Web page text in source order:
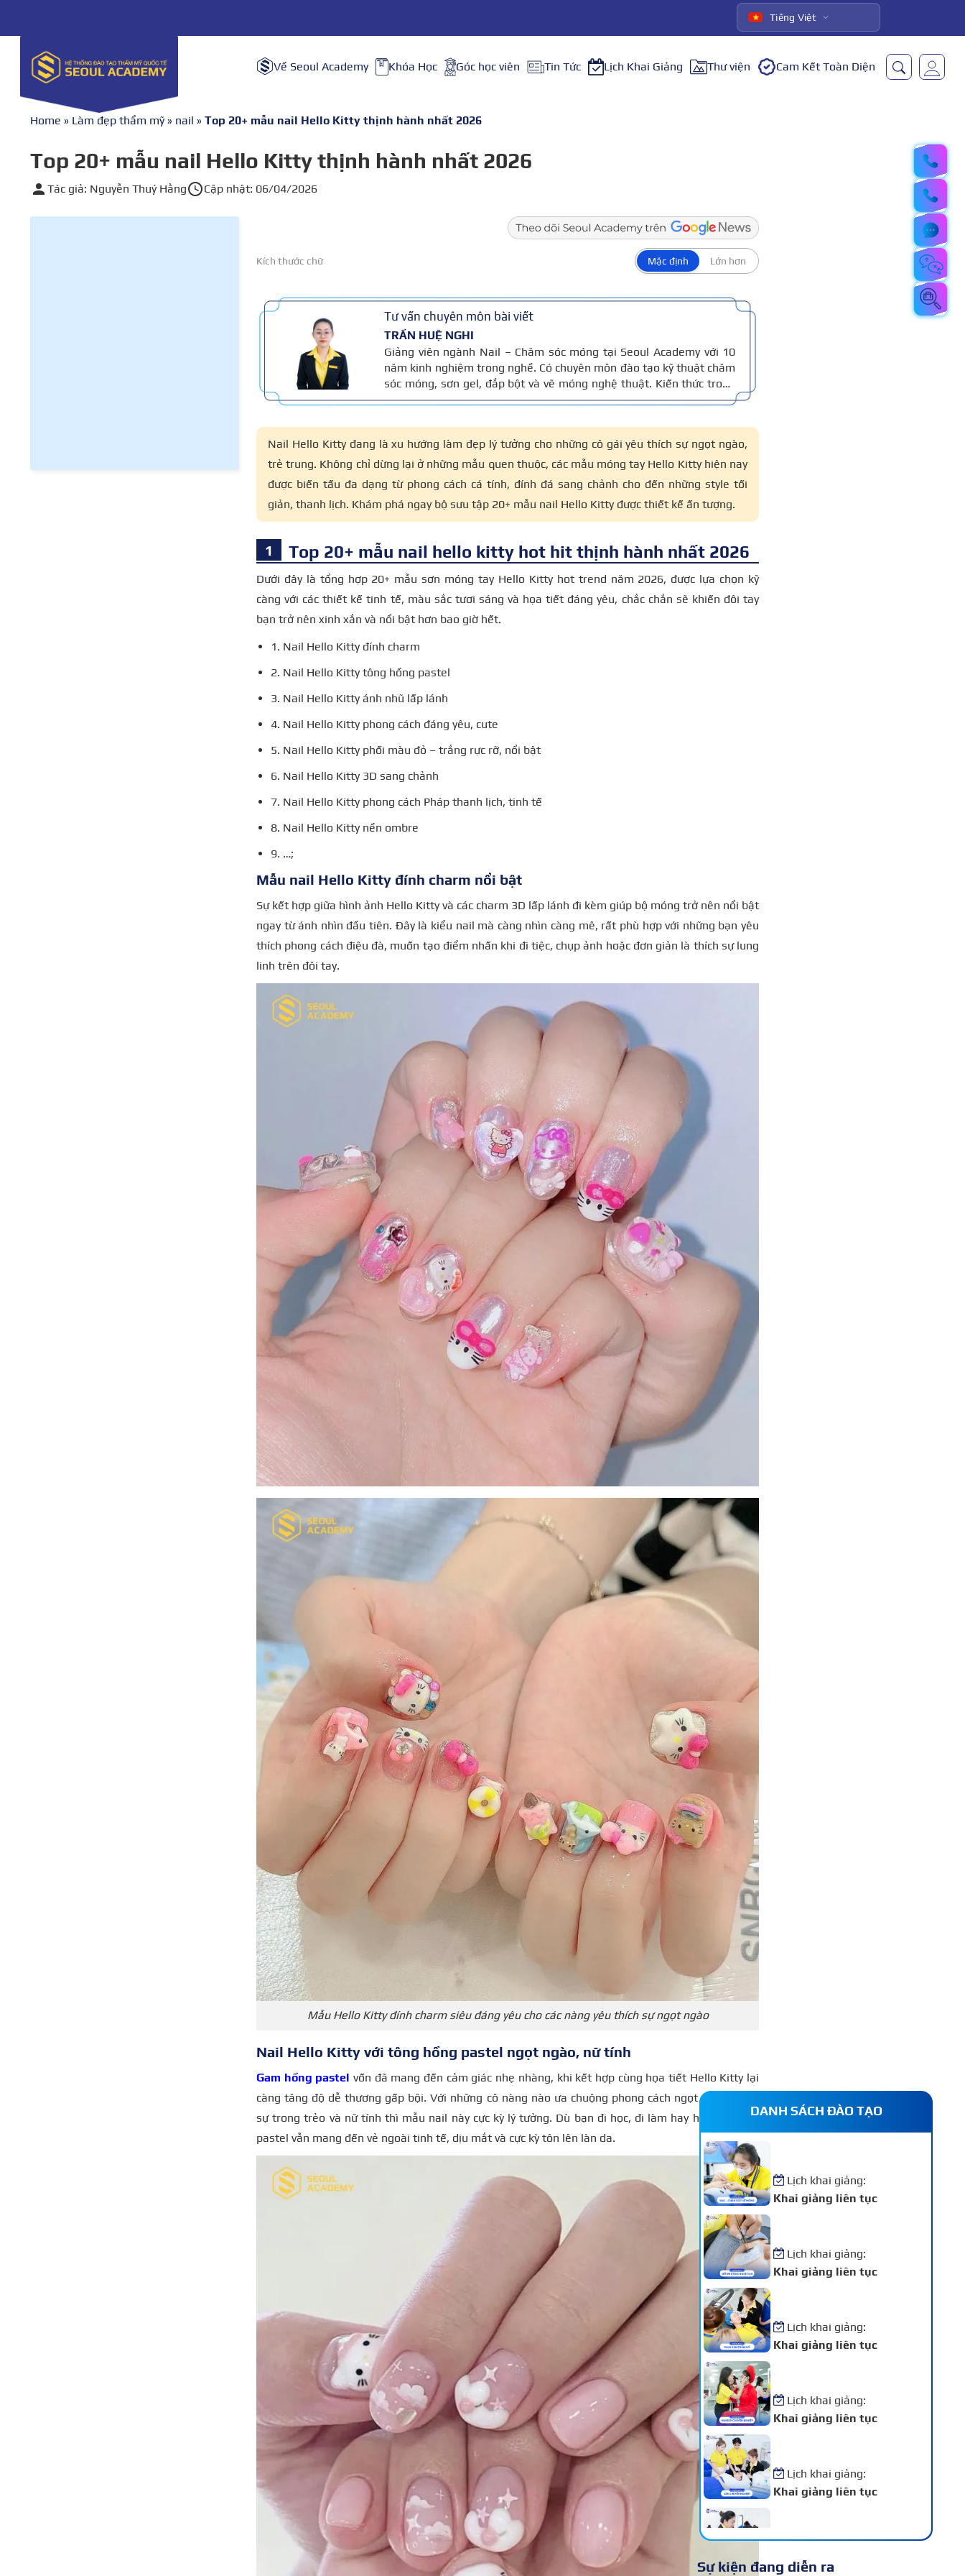
Tiếng Việt
Về Seoul Academy Khóa Học Góc học viên Tin Tức Lịch Khai Giảng Thư viện Cam Kết Toàn Diện
Home » Làm đẹp thẩm mỹ» nail » Top 20+ mẫu nail Hello Kitty thịnh hành nhất 2026
Top 20+ mẫu nail Hello Kitty thịnh hành nhất 2026
Tác giả: Nguyễn Thuý Hằng Cập nhật: 06/04/2026
Kích thước chữ Mặc định Lớn hơn
Tư vấn chuyên môn bài viết
TRẦN HUỆ NGHI
Giảng viên ngành Nail – Chăm sóc móng tại Seoul Academy với 10
năm kinh nghiệm trong nghề. Có chuyên môn đào tạo kỹ thuật chăm
sóc móng, sơn gel, đắp bột và vẽ móng nghệ thuật. Kiến thức trong
bài được đối chiếu với quy trình chăm sóc móng chuẩn nghề và 10
đáng tin cậy.
Nail Hello Kitty đang là xu hướng làm đẹp lý tưởng cho những cô gái yêu thích sự ngọt ngào,
trẻ trung. Không chỉ dừng lại ở những mẫu quen thuộc, các mẫu móng tay Hello Kitty hiện nay
được biến tấu đa dạng từ phong cách cá tính, đính đá sang chảnh cho đến những style tối
giản, thanh lịch. Khám phá ngay bộ sưu tập 20+ mẫu nail Hello Kitty được thiết kế ấn tượng.
Top 20+ mẫu nail hello kitty hot hit thịnh hành nhất 2026
Dưới đây là tổng hợp 20+ mẫu sơn móng tay Hello Kitty hot trend năm 2026, được lựa chọn kỹ
càng với các thiết kế tinh tế, màu sắc tươi sáng và họa tiết đáng yêu, chắc chắn sẽ khiến đôi tay
bạn trở nên xinh xắn và nổi bật hơn bao giờ hết.
1. Nail Hello Kitty đính charm
2. Nail Hello Kitty tông hồng pastel
3. Nail Hello Kitty ánh nhũ lấp lánh
4. Nail Hello Kitty phong cách đáng yêu, cute
5. Nail Hello Kitty phối màu đỏ – trắng rực rỡ, nổi bật
6. Nail Hello Kitty 3D sang chảnh
7. Nail Hello Kitty phong cách Pháp thanh lịch, tinh tế
8. Nail Hello Kitty nền ombre
9. …;
Mẫu nail Hello Kitty đính charm nổi bật
Sự kết hợp giữa hình ảnh Hello Kitty và các charm 3D lấp lánh đi kèm giúp bộ móng trở nên nổi bật
ngay từ ánh nhìn đầu tiên. Đây là kiểu nail mà càng nhìn càng mê, rất phù hợp với những bạn yêu
thích phong cách điệu đà, muốn tạo điểm nhấn khi đi tiệc, chụp ảnh hoặc đơn giản là thích sự lung
linh trên đôi tay.
Mẫu Hello Kitty đính charm siêu đáng yêu cho các nàng yêu thích sự ngọt ngào
Nail Hello Kitty với tông hồng pastel ngọt ngào, nữ tính
Gam hồng pastel vốn đã mang đến cảm giác nhẹ nhàng, khi kết hợp cùng họa tiết Hello Kitty lại
càng tăng độ dễ thương gấp bội. Với những cô nàng nào ưa chuộng phong cách ngọt ngào, thích
sự trong trẻo và nữ tính thì mẫu nail này cực kỳ lý tưởng. Dù bạn đi học, đi làm hay hẹn hò, tông
pastel vẫn mang đến vẻ ngoài tinh tế, dịu mắt và cực kỳ tôn lên làn da.
DANH SÁCH ĐÀO TẠO
Lịch khai giảng:
Khai giảng liên tục
Lịch khai giảng:
Khai giảng liên tục
Lịch khai giảng:
Khai giảng liên tục
Lịch khai giảng:
Khai giảng liên tục
Lịch khai giảng:
Khai giảng liên tục
Khai giảng liên tục
Sự kiện đang diễn ra